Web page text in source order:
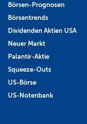
Börsen-Prognosen
Börsentrends
Dividenden Aktien USA
Neuer Markt
Palantir-Aktie
Squeeze-Outs
US-Börse
US-Notenbank